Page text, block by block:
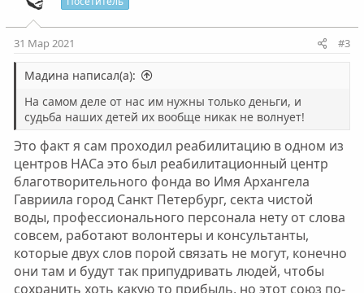
31 Мар 2021 #3
Мадина написал(а):
На самом деле от нас им нужны только деньги, и
судьба наших детей их вообще никак не волнует!
Это факт я сам проходил реабилитацию в одном из
центров НАСа это был реабилитационный центр
благотворительного фонда во Имя Архангела
Гавриила город Санкт Петербург, секта чистой
воды, профессионального персонала нету от слова
совсем, работают волонтеры и консультанты,
которые двух слов порой связать не могут, конечно
они там и будут так припудривать людей, чтобы
сохранить хоть какую то прибыль, но этот союз по-